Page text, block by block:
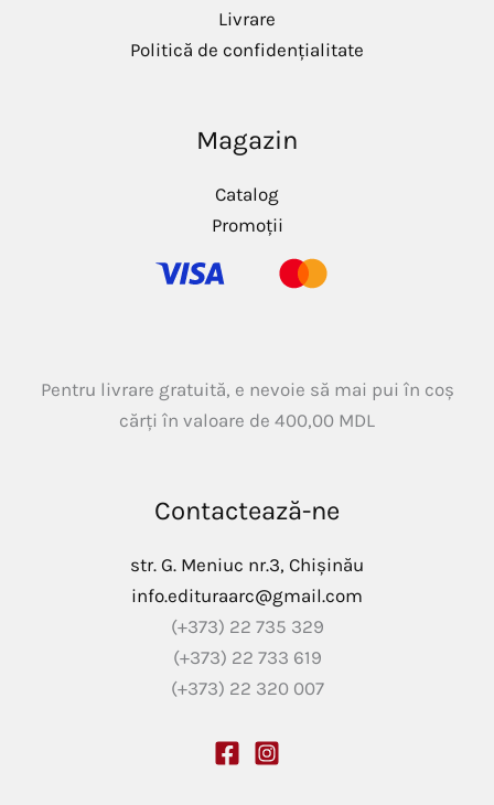
Livrare
Politică de confidențialitate
Magazin
Catalog
Promoții
Pentru livrare gratuită, e nevoie să mai pui în coș
cărți în valoare de 400,00 MDL
Contactează-ne
str. G. Meniuc nr.3, Chișinău
info.edituraarc@gmail.com
(+373) 22 735 329
(+373) 22 733 619
(+373) 22 320 007